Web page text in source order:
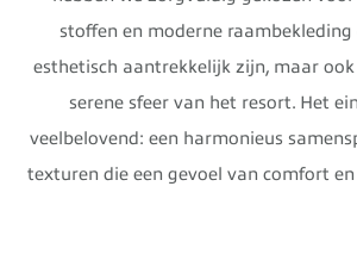
stoffen en moderne raambekleding
esthetisch aantrekkelijk zijn, maar
serene sfeer van het resort. Het
veelbelovend: een harmonieus
texturen die een gevoel van comfort